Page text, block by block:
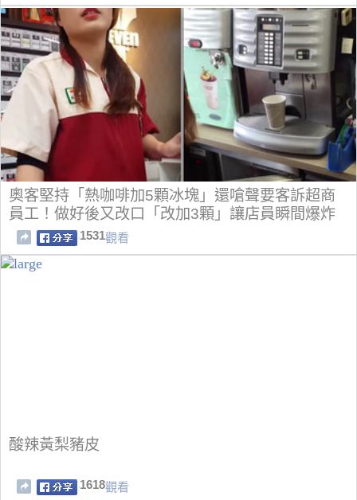
奧客堅持「熱咖啡加5顆冰塊」還嗆聲要客訴超商
員工！做好後又改口「改加3顆」讓店員瞬間爆炸
了...
1531觀看
酸辣黃梨豬皮
1618觀看